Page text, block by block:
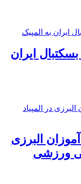
ایران
البرزی
ورزشی